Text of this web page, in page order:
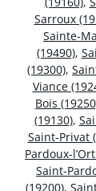
Sarroux
Sainte-
(19490),
(19300),
Viance
Bois
(19130),
Saint-Privat
Pardoux-
Saint-
(19200),